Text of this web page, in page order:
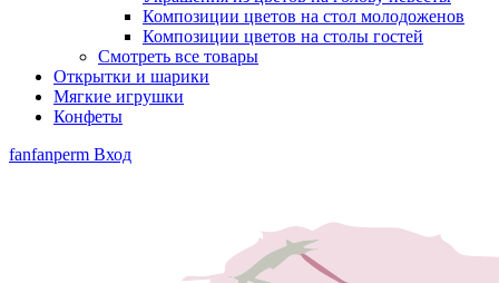
Композиции цветов на стол молодоженов
Композиции цветов на столы гостей
Смотреть все товары
Открытки и шарики
Мягкие игрушки
Конфеты
fanfanperm Вход